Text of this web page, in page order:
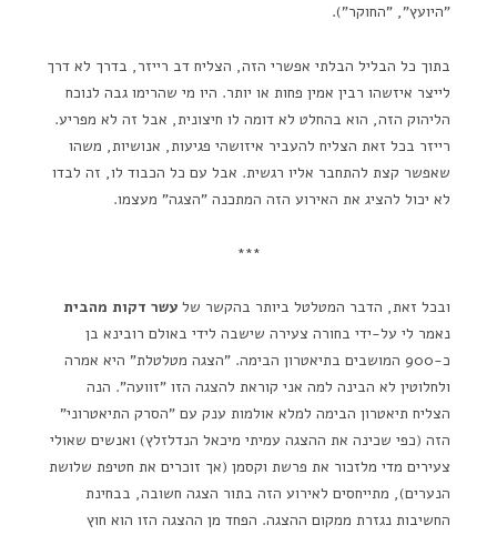
"היועץ", "החוקר").
בתוך כל הבליל הבלתי אפשרי הזה, הצליח דב רייזר, בדרך לא דרך
לייצר איזשהו רבין אמין פחות או יותר. היו מי שהרימו גבה לנוכח
הליהוק הזה, הוא בהחלט לא דומה לו חיצונית, אבל זה לא מפריע.
רייזר בכל זאת הצליח להעביר איזושהי פגיעות, אנושיות, משהו
שאפשר קצת להתחבר אליו רגשית. אבל עם כל הכבוד לו, זה לבדו
לא יכול להציג את האירוע הזה המתכנה "הצגה" מעצמו.
***
ובכל זאת, הדבר המטלטל ביותר בהקשר של עשר דקות מהבית
נאמר לי על-ידי בחורה צעירה שישבה לידי באולם רובינא בן
כ-900 המושבים בתיאטרון הבימה. "הצגה מטלטלת" היא אמרה
ולחלוטין לא הבינה למה אני קוראת להצגה הזו "זוועה". הנה
הצליח תיאטרון הבימה למלא אולמות ענק עם "הסרק התיאטרוני"
הזה (כפי שכינה את ההצגה עמיתי מיכאל הנדלזלץ) ואנשים שאולי
צעירים מדי מלזכור את פרשת וקסמן (אך זוכרים את חטיפת שלושת
הנערים), מתייחסים לאירוע הזה בתור הצגה חשובה, בבחינת
החשיבות נגזרת ממקום ההצגה. הפחד מן ההצגה הזו הוא חוץ